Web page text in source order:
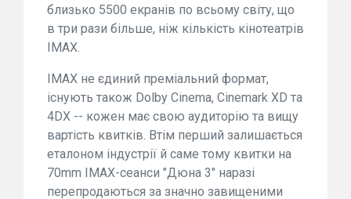
близько 5500 екранів по всьому світу, що
в три рази більше, ніж кількість кінотеатрів
IMAX.
IMAX не єдиний преміальний формат,
існують також Dolby Cinema, Cinemark XD та
4DX -- кожен має свою аудиторію та вищу
вартість квитків. Втім перший залишається
еталоном індустрії й саме тому квитки на
70mm IMAX-сеанси "Дюна 3" наразі
перепродаються за значно завищеними